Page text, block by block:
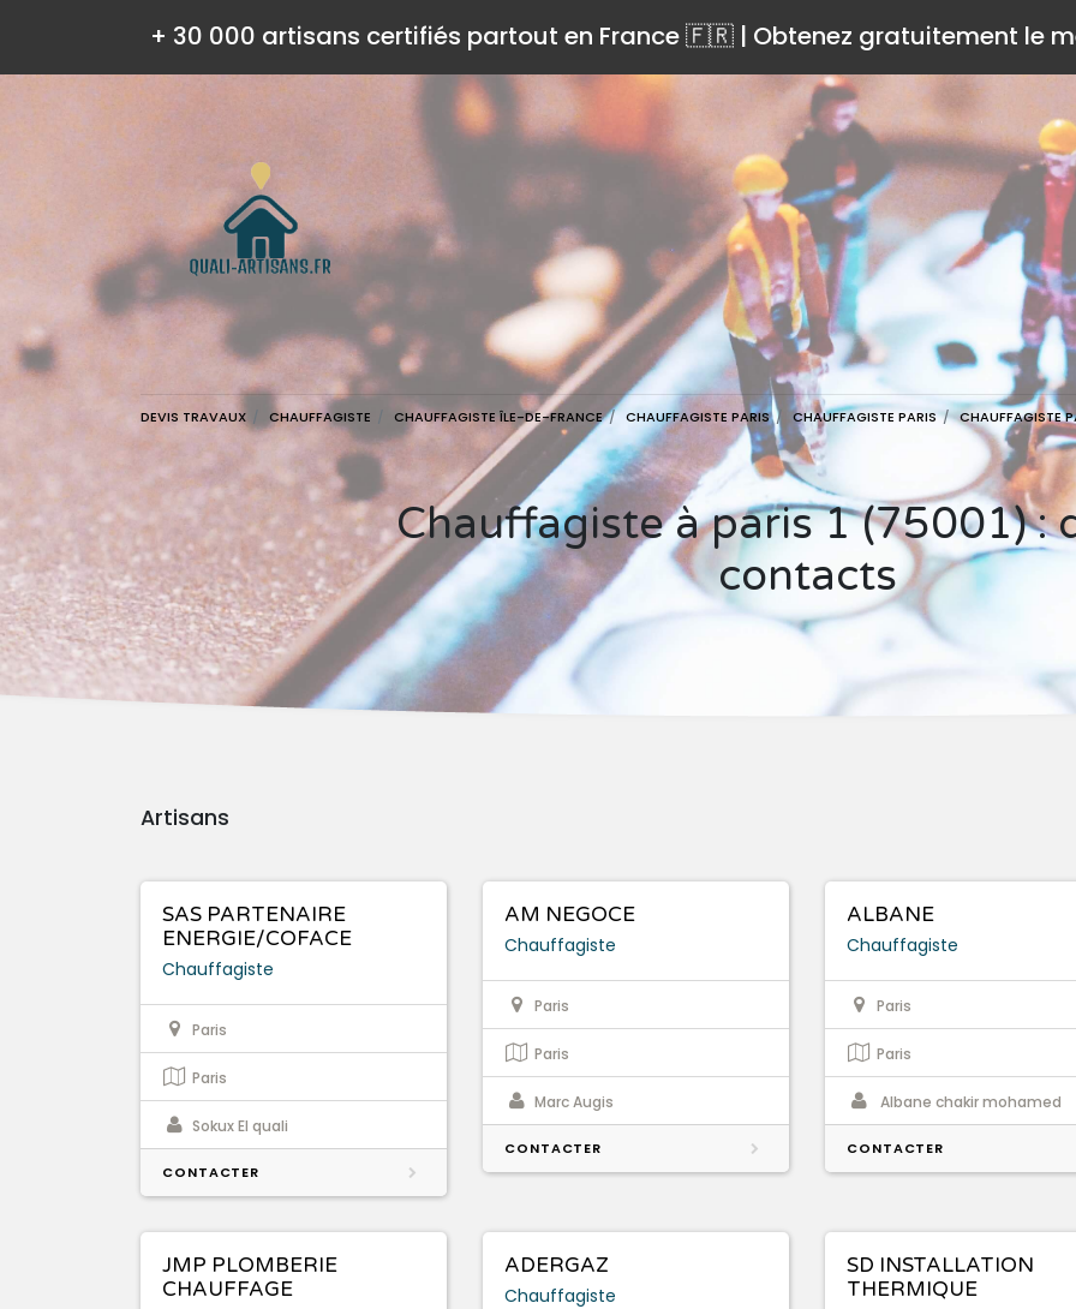
+ 30 000 artisans certifiés partout en France 🇫🇷 | Obtenez gratuitement le
DEVIS TRAVAUX CHAUFFAGISTE CHAUFFAGISTE ÎLE-DE-FRANCE CHAUFFAGISTE PARIS CHAUFFAGISTE PARIS CHAUFFAGISTE
Chauffagiste à paris 1 (75001) : devis et
contacts
Artisans
SAS PARTENAIRE
ENERGIE/COFACE
Chauffagiste
Paris
Paris
Sokux El quali
CONTACTER
AM NEGOCE
Chauffagiste
Paris
Paris
Marc Augis
CONTACTER
ALBANE
Chauffagiste
Paris
Paris
Albane chakir mohamed
CONTACTER
JMP PLOMBERIE
CHAUFFAGE
ADERGAZ
Chauffagiste
SD INSTALLATION
THERMIQUE